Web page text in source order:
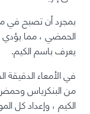
بمجرد أن تصبح في
الحمضي ، مما يؤدي
يعرف باسم الكيم.
في الأمعاء الدقيقة
من البنكرياس
الكيم ، وإعداد كل